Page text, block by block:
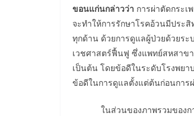
ขอนแก่นกล่าวว่า การผ่าตัดกระเ
จะทำให้การรักษาโรคอ้วนมีประ
ทุกด้าน ด้วยการดูแลผู้ป่วยด้วยระ
เวชศาสตร์ฟื้นฟู ซึ่งแพทย์สหสาข
เป็นต้น โดยข้อดีในระดับโรงพย
ข้อดีในการดูแลตั้งแต่ต้นก่อนการ
ในส่วนของภาพรวมของการผ่